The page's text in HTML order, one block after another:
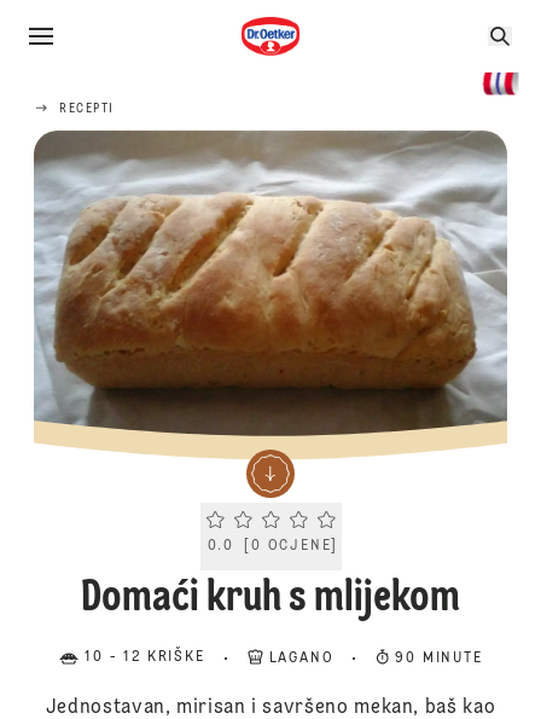
RECEPTI
Current rating 0.0. Click to rate.
0.0 0 OCJENE
Domaći kruh s mlijekom
10 - 12 KRIŠKE LAGANO 90 MINUTE
Jednostavan, mirisan i savršeno mekan, baš kao